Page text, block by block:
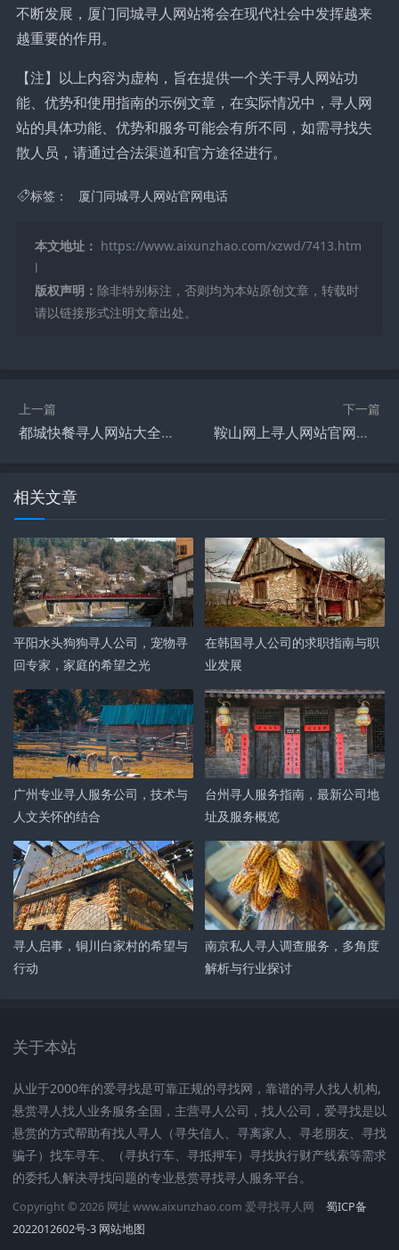
不断发展，厦门同城寻人网站将会在现代社会中发挥越来
越重要的作用。
【注】以上内容为虚构，旨在提供一个关于寻人网站功
能、优势和使用指南的示例文章，在实际情况中，寻人网
站的具体功能、优势和服务可能会有所不同，如需寻找失
散人员，请通过合法渠道和官方途径进行。
标签： 厦门同城寻人网站官网电话
本文地址： https://www.aixunzhao.com/xzwd/7413.htm
l
版权声明： 除非特别标注，否则均为本站原创文章，转载时
请以链接形式注明文章出处。
上一篇
都城快餐寻人网站大全及电话指南
下一篇
鞍山网上寻人网站官网招聘，加入我们，助力寻人事业
相关文章
平阳水头狗狗寻人公司，宠物寻
回专家，家庭的希望之光
在韩国寻人公司的求职指南与职
业发展
广州专业寻人服务公司，技术与
人文关怀的结合
台州寻人服务指南，最新公司地
址及服务概览
寻人启事，铜川白家村的希望与
行动
南京私人寻人调查服务，多角度
解析与行业探讨
关于本站
从业于2000年的爱寻找是可靠正规的寻找网，靠谱的寻人找人机构,
悬赏寻人找人业务服务全国，主营寻人公司，找人公司，爱寻找是以
悬赏的方式帮助有找人寻人（寻失信人、寻离家人、寻老朋友、寻找
骗子）找车寻车、（寻执行车、寻抵押车）寻找执行财产线索等需求
的委托人解决寻找问题的专业悬赏寻找寻人服务平台。
Copyright © 2026 网址 www.aixunzhao.com 爱寻找寻人网
蜀ICP备
2022012602号-3 网站地图